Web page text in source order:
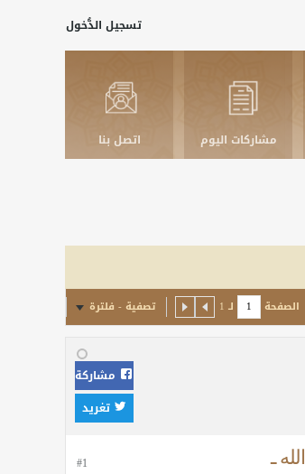
تسجيل الدُّخول
مشاركات اليوم اتصل بنا
الصفحة لـ 1 تصفية - فلترة
مشاركة
تغريد
#1 ـ